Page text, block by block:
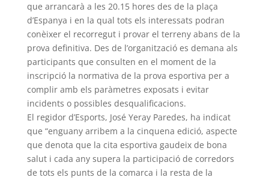
que arrancarà a les 20.15 hores des de la plaça
d’Espanya i en la qual tots els interessats podran
conèixer el recorregut i provar el terreny abans de la
prova definitiva. Des de l’organització es demana als
participants que consulten en el moment de la
inscripció la normativa de la prova esportiva per a
complir amb els paràmetres exposats i evitar
incidents o possibles desqualificacions.
El regidor d’Esports, José Yeray Paredes, ha indicat
que “enguany arribem a la cinquena edició, aspecte
que denota que la cita esportiva gaudeix de bona
salut i cada any supera la participació de corredors
de tots els punts de la comarca i la resta de la